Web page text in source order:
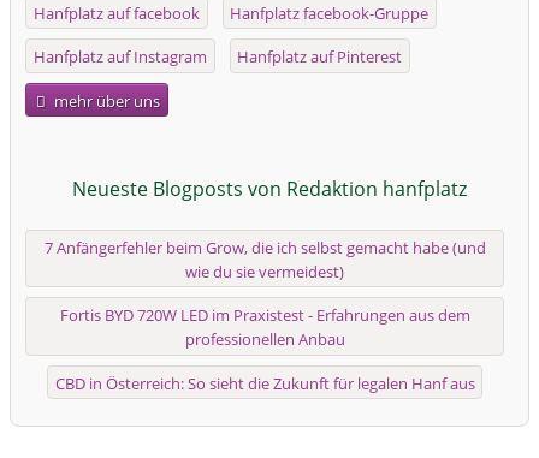
Hanfplatz auf facebook Hanfplatz facebook-Gruppe
Hanfplatz auf Instagram Hanfplatz auf Pinterest
mehr über uns
Neueste Blogposts von Redaktion hanfplatz
7 Anfängerfehler beim Grow, die ich selbst gemacht habe (und
wie du sie vermeidest)
Fortis BYD 720W LED im Praxistest - Erfahrungen aus dem
professionellen Anbau
CBD in Österreich: So sieht die Zukunft für legalen Hanf aus